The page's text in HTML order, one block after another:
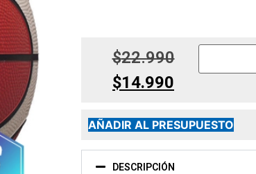
$22.990
$14.990
AÑADIR AL PRESUPUESTO
DESCRIPCIÓN